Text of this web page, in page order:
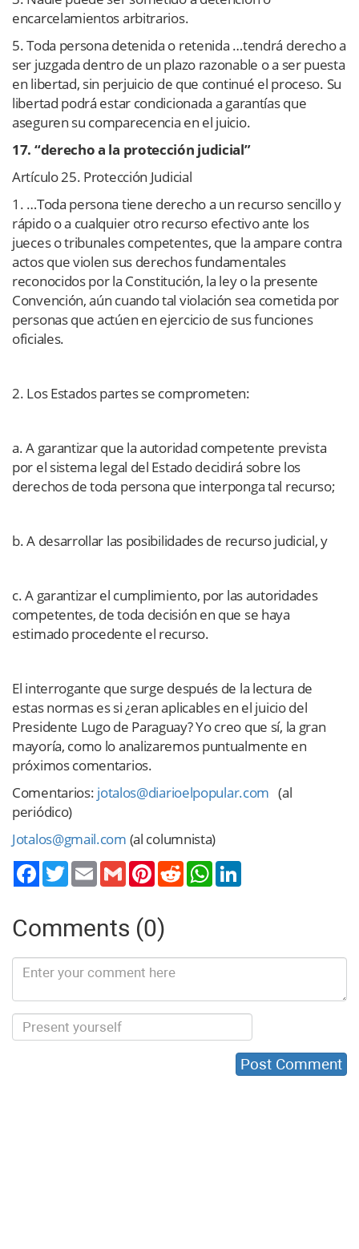
encarcelamientos arbitrarios.
5. Toda persona detenida o retenida …tendrá derecho a
ser juzgada dentro de un plazo razonable o a ser puesta
en libertad, sin perjuicio de que continué el proceso. Su
libertad podrá estar condicionada a garantías que
aseguren su comparecencia en el juicio.
17. “derecho a la protección judicial”
Artículo 25. Protección Judicial
1. …Toda persona tiene derecho a un recurso sencillo y
rápido o a cualquier otro recurso efectivo ante los
jueces o tribunales competentes, que la ampare contra
actos que violen sus derechos fundamentales
reconocidos por la Constitución, la ley o la presente
Convención, aún cuando tal violación sea cometida por
personas que actúen en ejercicio de sus funciones
oficiales.
2. Los Estados partes se comprometen:
a. A garantizar que la autoridad competente prevista
por el sistema legal del Estado decidirá sobre los
derechos de toda persona que interponga tal recurso;
b. A desarrollar las posibilidades de recurso judicial, y
c. A garantizar el cumplimiento, por las autoridades
competentes, de toda decisión en que se haya
estimado procedente el recurso.
El interrogante que surge después de la lectura de
estas normas es si ¿eran aplicables en el juicio del
Presidente Lugo de Paraguay? Yo creo que sí, la gran
mayoría, como lo analizaremos puntualmente en
próximos comentarios.
Comentarios: jotalos@diarioelpopular.com (al
periódico)
Jotalos@gmail.com (al columnista)
TwitterEmail Gmail PinterestReddit WhatsApp
Comments (0)